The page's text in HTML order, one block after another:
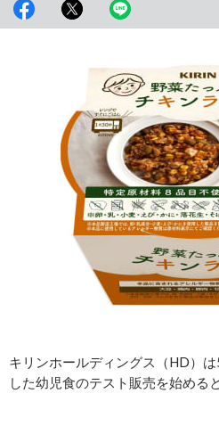
キリンホールディングス（HD）
した幼児食のテスト販売を始める